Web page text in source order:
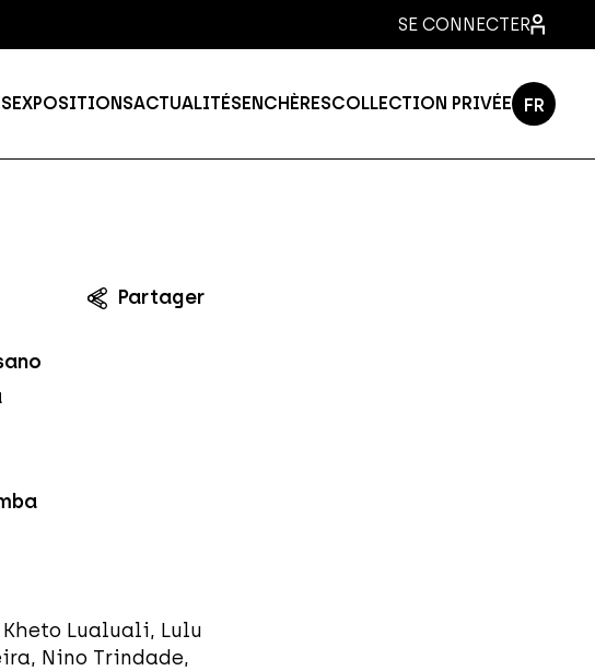
SE CONNECTER
EXPOSITIONSACTUALITÉSENCHÈRESCOLLECTION PRIVÉE FR
Partager
Lualuali, Lulu
Nino Trindade,